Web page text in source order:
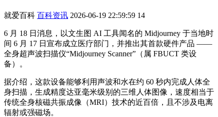
就爱百科 百科资讯 2026-06-19 22:59:59 14
6 月 18 日消息，以文生图 AI 工具闻名的 Midjourney 于当地时
间 6 月 17 日宣布成立医疗部门，并推出其首款硬件产品 ——
全身超声波扫描仪“Midjourney Scanner”（属 FBUCT 类设
备）。
据介绍，这款设备能够利用声波和水在约 60 秒内完成人体全
身扫描，生成精度达亚毫米级别的三维人体图像，速度相当于
传统全身核磁共振成像（MRI）技术的近百倍，且不涉及电离
辐射或强磁场。